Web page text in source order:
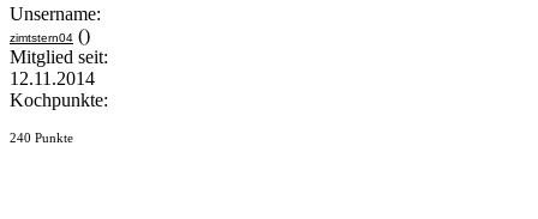
Unsername:
zimtstern04 ()
Mitglied seit:
12.11.2014
Kochpunkte:
240 Punkte